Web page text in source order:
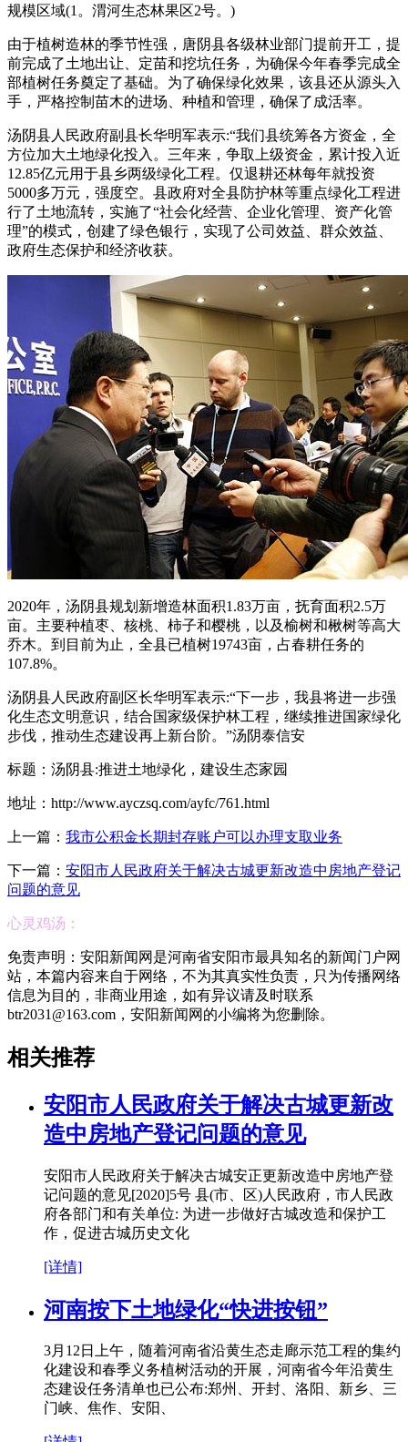
规模区域(1。渭河生态林果区2号。)
由于植树造林的季节性强，唐阴县各级林业部门提前开工，提
前完成了土地出让、定苗和挖坑任务，为确保今年春季完成全
部植树任务奠定了基础。为了确保绿化效果，该县还从源头入
手，严格控制苗木的进场、种植和管理，确保了成活率。
汤阴县人民政府副县长华明军表示:“我们县统筹各方资金，全
方位加大土地绿化投入。三年来，争取上级资金，累计投入近
12.85亿元用于县乡两级绿化工程。仅退耕还林每年就投资
5000多万元，强度空。县政府对全县防护林等重点绿化工程进
行了土地流转，实施了“社会化经营、企业化管理、资产化管
理”的模式，创建了绿色银行，实现了公司效益、群众效益、
政府生态保护和经济收获。
2020年，汤阴县规划新增造林面积1.83万亩，抚育面积2.5万
亩。主要种植枣、核桃、柿子和樱桃，以及榆树和楸树等高大
乔木。到目前为止，全县已植树19743亩，占春耕任务的
107.8%。
汤阴县人民政府副区长华明军表示:“下一步，我县将进一步强
化生态文明意识，结合国家级保护林工程，继续推进国家绿化
步伐，推动生态建设再上新台阶。”汤阴泰信安
标题：汤阴县:推进土地绿化，建设生态家园
地址：http://www.ayczsq.com/ayfc/761.html
上一篇： 我市公积金长期封存账户可以办理支取业务
下一篇： 安阳市人民政府关于解决古城更新改造中房地产登记
问题的意见
心灵鸡汤：
免责声明：安阳新闻网是河南省安阳市最具知名的新闻门户网
站，本篇内容来自于网络，不为其真实性负责，只为传播网络
信息为目的，非商业用途，如有异议请及时联系
btr2031@163.com，安阳新闻网的小编将为您删除。
相关推荐
安阳市人民政府关于解决古城更新改
造中房地产登记问题的意见
安阳市人民政府关于解决古城安正更新改造中房地产登
记问题的意见[2020]5号 县(市、区)人民政府，市人民政
府各部门和有关单位: 为进一步做好古城改造和保护工
作，促进古城历史文化
[详情]
河南按下土地绿化“快进按钮”
3月12日上午，随着河南省沿黄生态走廊示范工程的集约
化建设和春季义务植树活动的开展，河南省今年沿黄生
态建设任务清单也已公布:郑州、开封、洛阳、新乡、三
门峡、焦作、安阳、